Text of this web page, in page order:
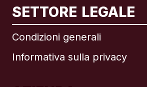
SETTORE LEGALE
Condizioni generali
Informativa sulla privacy